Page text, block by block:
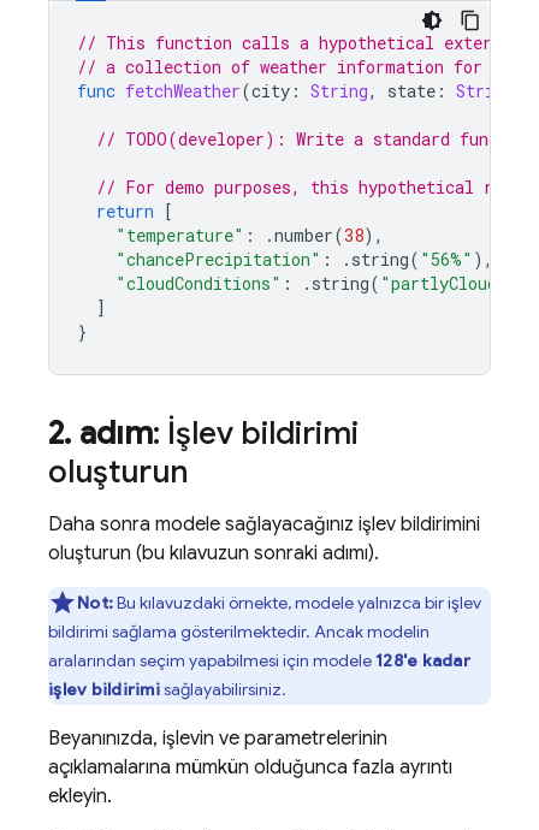
// This function calls a hypothetical external
// a collection of weather information for a
func fetchWeather(city : String, state : String
// TODO(developer): Write a standard
// For demo purposes, this hypothetical
return [
"temperature" : .number(38),
"chancePrecipitation" : . string( "56%" ),
"cloudConditions" : . string( "partlyCloudy"
]
}
2. adım: İşlev bildirimi
oluşturun
Daha sonra modele sağlayacağınız işlev bildirimini
oluşturun (bu kılavuzun sonraki adımı).
Not:Bu kılavuzdaki örnekte, modele yalnızca bir işlev
bildirimi sağlama gösterilmektedir. Ancak modelin
aralarından seçim yapabilmesi için modele128'e kadar
işlev bildirimisağlayabilirsiniz.
Beyanınızda, işlevin ve parametrelerinin
açıklamalarına mümkün olduğunca fazla ayrıntı
ekleyin.